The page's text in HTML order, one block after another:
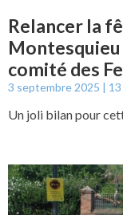
Relancer la
Montesquieu
comité des
3 septembre 2025
Un joli bilan pour